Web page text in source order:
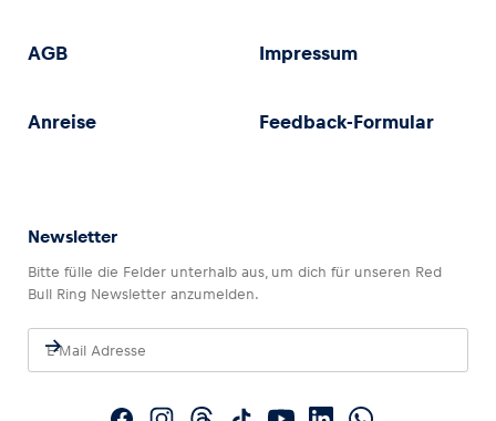
AGB Impressum
Anreise Feedback-Formular
Newsletter
Bitte fülle die Felder unterhalb aus, um dich für unseren Red
Bull Ring Newsletter anzumelden.